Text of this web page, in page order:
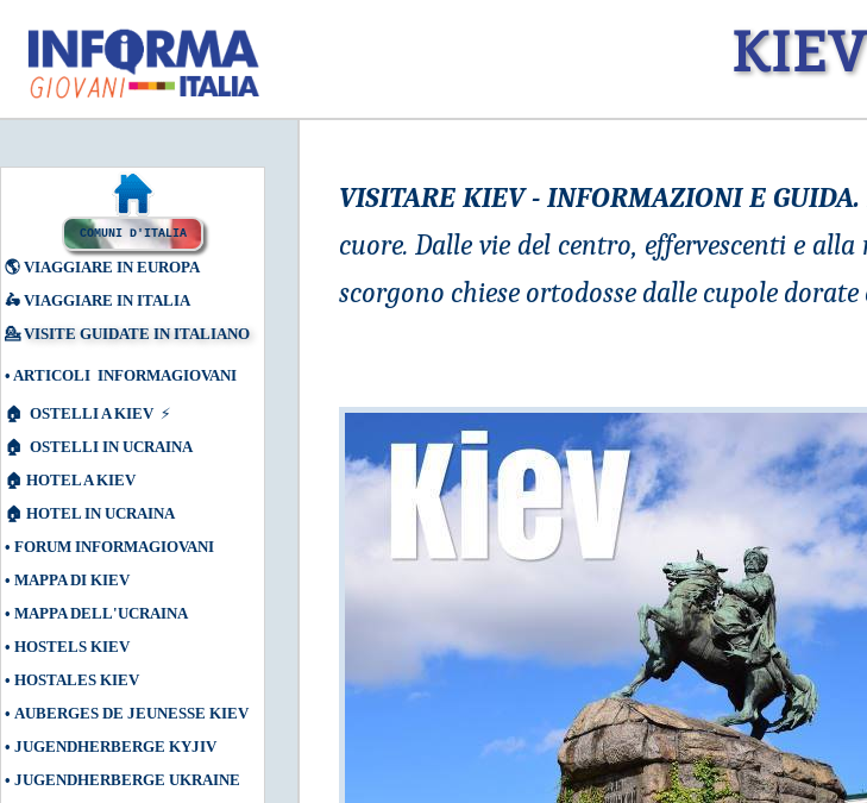
KIEV
COMUNI D'ITALIA
🌎 VIAGGIARE IN EUROPA
🛵 VIAGGIARE IN ITALIA
💁 VISITE GUIDATE IN ITALIANO
• ARTICOLI INFORMAGIOVANI
🏠 OSTELLI A KIEV ⚡
🏠 OSTELLI IN UCRAINA
🏠 HOTEL A KIEV
🏠 HOTEL IN UCRAINA
• FORUM INFORMAGIOVANI
• MAPPA DI KIEV
• MAPPA DELL'UCRAINA
• HOSTELS KIEV
• HOSTALES KIEV
• AUBERGES DE JEUNESSE KIEV
• JUGENDHERBERGE KYJIV
• JUGENDHERBERGE UKRAINE
VISITARE KIEV - INFORMAZIONI E GUIDA.
cuore. Dalle vie del centro, effervescenti e
scorgono chiese ortodosse dalle cupole